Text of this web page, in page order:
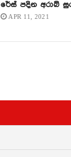
රේස් පදින අරාබි
APR 11, 2021